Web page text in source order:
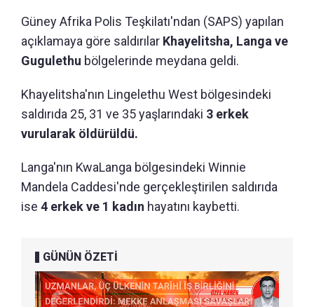
Güney Afrika Polis Teşkilatı'ndan (SAPS) yapılan
açıklamaya göre saldırılar Khayelitsha, Langa ve
Gugulethu bölgelerinde meydana geldi.
Khayelitsha'nın Lingelethu West bölgesindeki
saldırıda 25, 31 ve 35 yaşlarındaki 3 erkek
vurularak öldürüldü.
Langa'nın KwaLanga bölgesindeki Winnie
Mandela Caddesi'nde gerçekleştirilen saldırıda
ise 4 erkek ve 1 kadın hayatını kaybetti.
GÜNÜN ÖZETİ